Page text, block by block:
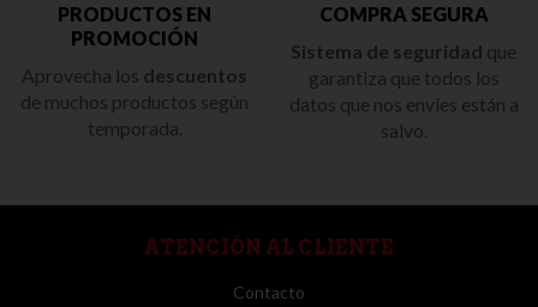
PRODUCTOS EN
PROMOCIÓN
Aprovecha los descuentos
de muchos productos según
temporada.
COMPRA SEGURA
Sistema de seguridad que
garantiza que todos los
datos que nos envíes están a
salvo.
ATENCIÓN AL CLIENTE
Contacto